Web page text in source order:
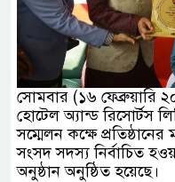
বাজেট সংশোধনের
উঠান বৈঠক
সোমবার (১৬ ফেব্রুয়ারি
হোটেল অ্যান্ড রিসোর্টস
সম্মেলন কক্ষে
সংসদ সদস্য নির্বাচিত
অনুষ্ঠান অনুষ্ঠিত হয়েছে।